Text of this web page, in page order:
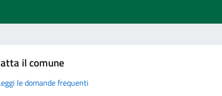
il comune
le domande frequenti